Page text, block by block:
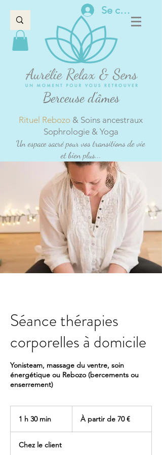
Se connecter
Berceuse d'âmes
Rituel Rebozo & Soins ancestraux
Sophrologie & Yoga
Un espace sacré pour vos transitions de vie
et bien plus...
Séance thérapies
corporelles à domicile
Yonisteam, massage du ventre, soin
énergétique ou Rebozo (bercements ou
enserrement)
1 h 30 min
m
partir
euros
À partir de 70 €
Chez le client